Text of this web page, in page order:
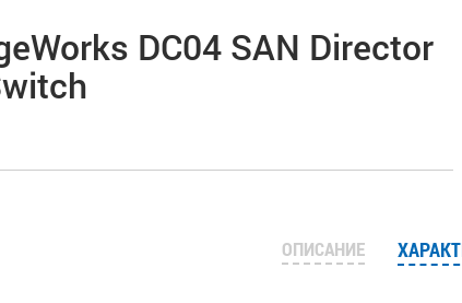
DC04 SAN Director
ОПИСАНИЕ